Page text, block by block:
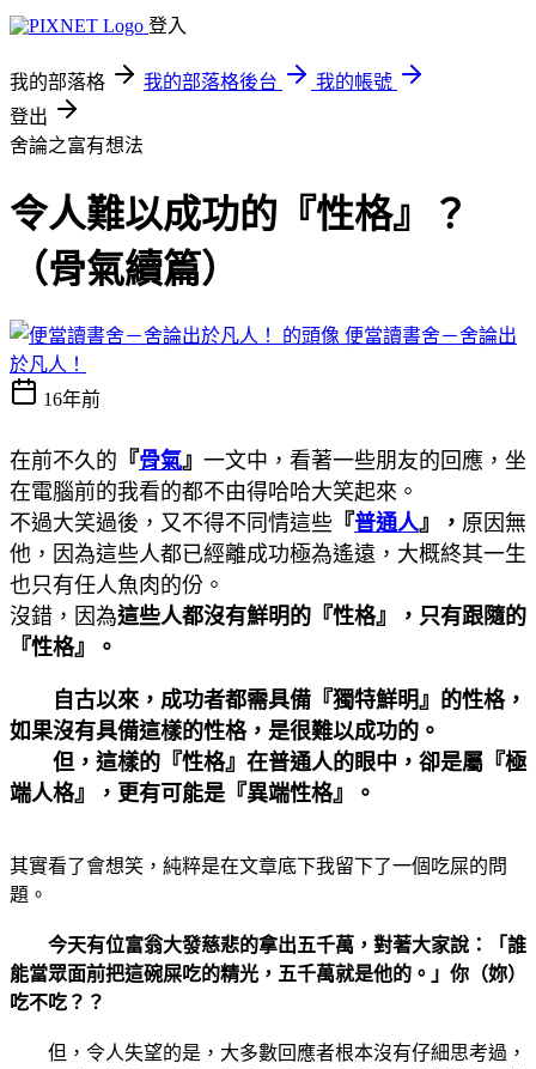
登入
我的部落格 我的部落格後台
我的帳號
登出
舍論之富有想法
令人難以成功的『性格』？
（骨氣續篇）
便當讀書舍－舍論出
於凡人！
16年前
在前不久的 『骨氣』 一文中，看著一些朋友的回應，坐
在電腦前的我看的都不由得哈哈大笑起來。
不過大笑過後，又不得不同情這些 『普通人』， 原因無
他，因為這些人都已經離成功極為遙遠，大概終其一生
也只有任人魚肉的份。
沒錯，因為這些人都沒有鮮明的『性格』，只有跟隨的
『性格』。
自古以來，成功者都需具備『獨特鮮明』的性格，
如果沒有具備這樣的性格，是很難以成功的。
但，這樣的『性格』在普通人的眼中，卻是屬『極
端人格』，更有可能是『異端性格』。
其實看了會想笑，純粹是在文章底下我留下了一個吃屎的問
題。
今天有位富翁大發慈悲的拿出五千萬，對著大家說：「誰
能當眾面前把這碗屎吃的精光，五千萬就是他的。」你（妳）
吃不吃？？
但，令人失望的是，大多數回應者根本沒有仔細思考過，